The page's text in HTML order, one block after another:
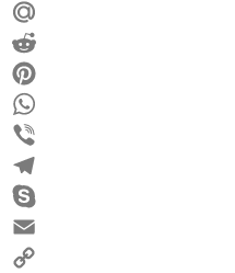
Odnoklassniki
Mail.Ru
Reddit
Pinterest
WhatsApp
Viber
Telegram
Skype
Email